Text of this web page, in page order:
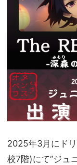
2025年3月にド
校7階)にて”ジュ